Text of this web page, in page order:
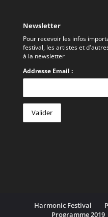
Newsletter
Pour recevoir les infos
festival, les artistes et
à la newsletter
Addresse Email :
Harmonic Festival
Programme 2019